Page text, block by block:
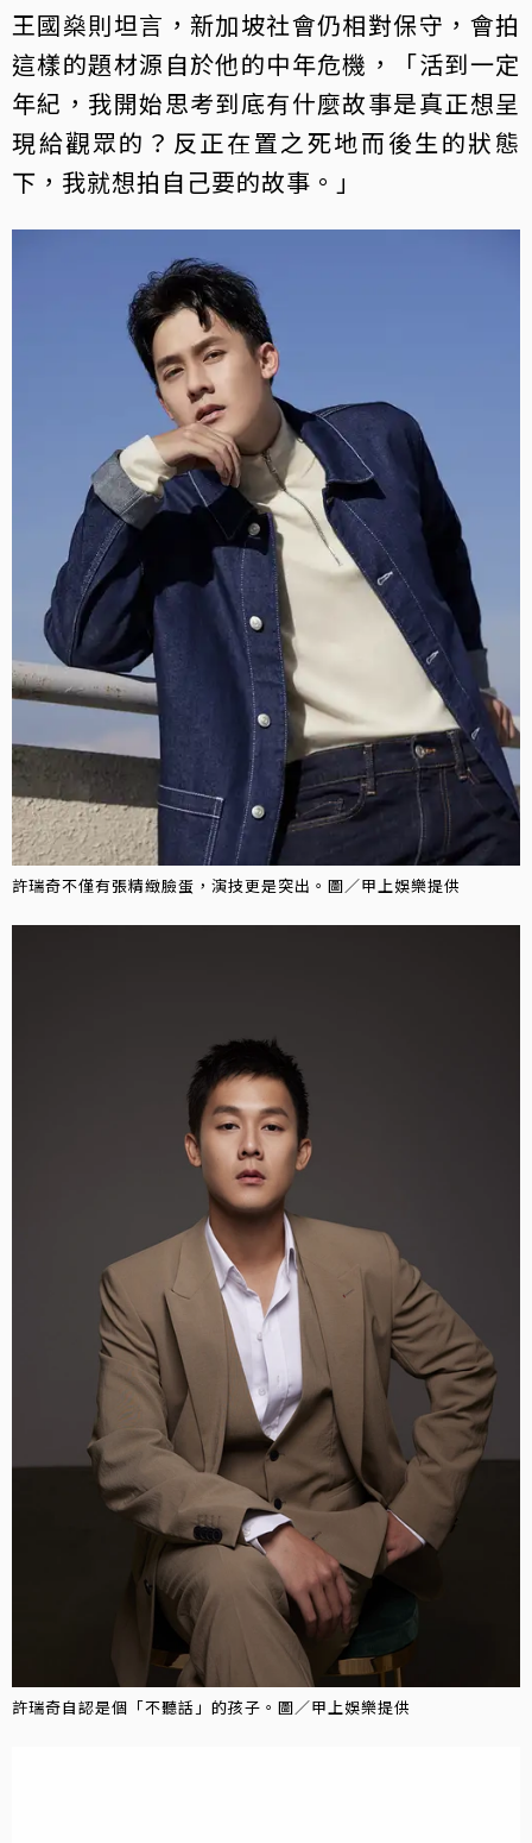
王國燊則坦言，新加坡社會仍相對保守，會拍
這樣的題材源自於他的中年危機，「活到一定
年紀，我開始思考到底有什麼故事是真正想呈
現給觀眾的？反正在置之死地而後生的狀態
下，我就想拍自己要的故事。」
許瑞奇不僅有張精緻臉蛋，演技更是突出。圖／甲上娛樂提供
許瑞奇自認是個「不聽話」的孩子。圖／甲上娛樂提供